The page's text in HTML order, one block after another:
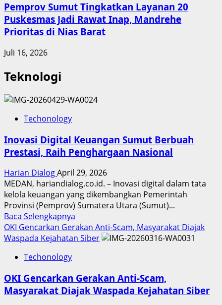
Pemprov Sumut Tingkatkan Layanan 20
Puskesmas Jadi Rawat Inap, Mandrehe
Prioritas di Nias Barat
Juli 16, 2026
Teknologi
Techonology
Inovasi Digital Keuangan Sumut Berbuah
Prestasi, Raih Penghargaan Nasional
Harian DialogApril 29, 2026
MEDAN, hariandialog.co.id. – Inovasi digital dalam tata
kelola keuangan yang dikembangkan Pemerintah
Provinsi (Pemprov) Sumatera Utara (Sumut)...
Baca Selengkapnya
more
about
Sumut
Berbuah
OKI Gencarkan Gerakan Anti-Scam, Masyarakat Diajak
Waspada Kejahatan Siber
Techonology
OKI Gencarkan Gerakan Anti-Scam,
Masyarakat Diajak Waspada Kejahatan Siber